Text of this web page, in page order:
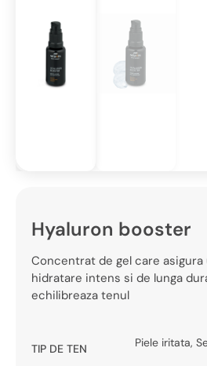
Hyaluron booster
Concentrat de gel care asigura
hidratare intens si de lunga
echilibreaza tenul
TIP DE TEN Piele iritata,